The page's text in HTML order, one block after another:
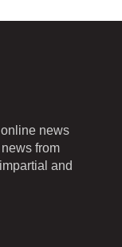
news
from
and